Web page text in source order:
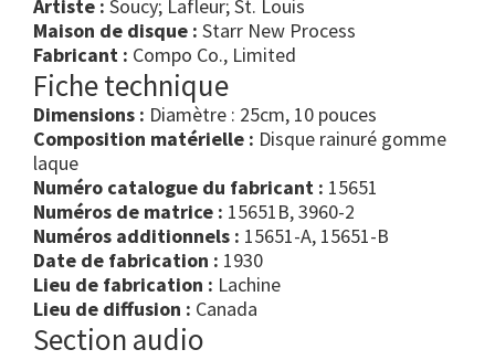
Artiste : Soucy; Lafleur; St. Louis
Maison de disque : Starr New Process
Fabricant : Compo Co., Limited
Fiche technique
Dimensions : Diamètre : 25cm, 10 pouces
Composition matérielle : Disque rainuré gomme
laque
Numéro catalogue du fabricant : 15651
Numéros de matrice : 15651B, 3960-2
Numéros additionnels : 15651-A, 15651-B
Date de fabrication : 1930
Lieu de fabrication : Lachine
Lieu de diffusion : Canada
Section audio